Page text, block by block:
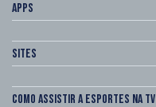
Apps
Sites
Como assistir a esportes na TV